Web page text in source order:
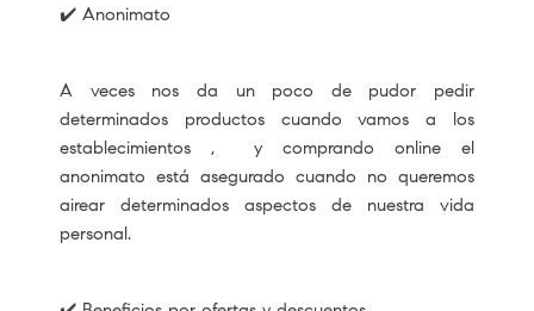
✔️ Anonimato
A veces nos da un poco de pudor pedir
determinados productos cuando vamos a los
establecimientos , y comprando online el
anonimato está asegurado cuando no queremos
airear determinados aspectos de nuestra vida
personal.